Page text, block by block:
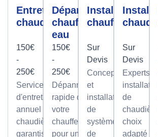
Entretien
chaudière
150€
-
250€
Service
d'entretien
annuel pour
chaudières,
garantissant
Dépannage
chauffe-
eau
150€
-
250€
Dépannage
rapide de
votre
chauffe-eau
pour un
Installation
chauffage
Sur
Devis
Conception
et
installation
de
systèmes
de
Sur
Devis
Experts
de
choix
adapté à